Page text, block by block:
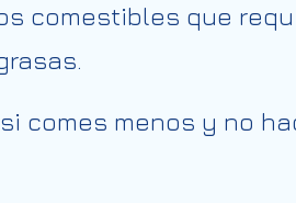
comestibles que
comes menos y no